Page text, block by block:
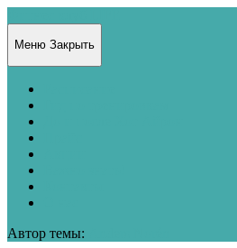
Меню Закрыть
Автор темы: